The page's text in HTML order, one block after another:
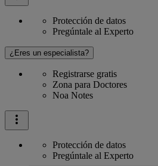
Protección de datos
Pregúntale al Experto
¿Eres un especialista?
Registrarse gratis
Zona para Doctores
Noa Notes
Protección de datos
Pregúntale al Experto